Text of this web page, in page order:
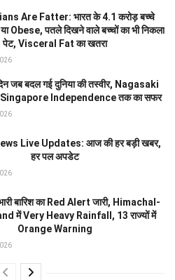
Are Fatter: भारत के 4.1 करोड़ बच्चे
Obese, पतले दिखने वाले बच्चों का भी निकला
पेट, Visceral Fat का खतरा
जब बदल गई दुनिया की तस्वीर, Nagasaki
Independence तक का सफर
Live Updates: आज की हर बड़ी खबर,
हर पल अपडेट
बारिश का Red Alert जारी, Himachal-
में Very Heavy Rainfall, 13 राज्यों में
Orange Warning